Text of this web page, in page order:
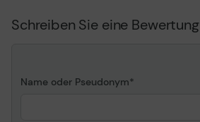
Schreiben Sie eine Bewertung
Name oder Pseudonym